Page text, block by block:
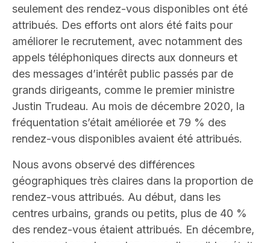
seulement des rendez-vous disponibles ont été
attribués. Des efforts ont alors été faits pour
améliorer le recrutement, avec notamment des
appels téléphoniques directs aux donneurs et
des messages d’intérêt public passés par de
grands dirigeants, comme le premier ministre
Justin Trudeau. Au mois de décembre 2020, la
fréquentation s’était améliorée et 79 % des
rendez-vous disponibles avaient été attribués.
Nous avons observé des différences
géographiques très claires dans la proportion de
rendez-vous attribués. Au début, dans les
centres urbains, grands ou petits, plus de 40 %
des rendez-vous étaient attribués. En décembre,